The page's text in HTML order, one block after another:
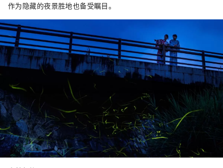
作为隐藏的夜景胜地也备受瞩目。